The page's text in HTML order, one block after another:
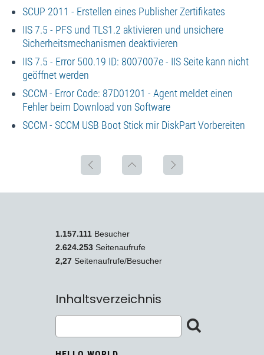
SCUP 2011 - Erstellen eines Publisher Zertifikates
IIS 7.5 - PFS und TLS1.2 aktivieren und unsichere
Sicherheitsmechanismen deaktivieren
IIS 7.5 - Error 500.19 ID: 8007007e - IIS Seite kann nicht
geöffnet werden
SCCM - Error Code: 87D01201 - Agent meldet einen
Fehler beim Download von Software
SCCM - SCCM USB Boot Stick mir DiskPart Vorbereiten
1.157.111 Besucher
2.624.253 Seitenaufrufe
2,27 Seitenaufrufe/Besucher
Inhaltsverzeichnis